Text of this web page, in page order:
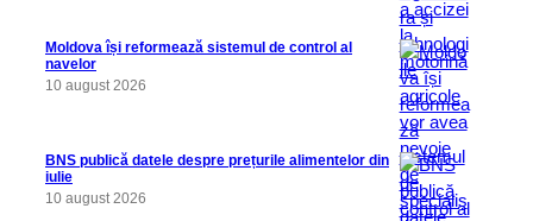
Moldova își reformează sistemul de control al
navelor
10 august 2026
BNS publică datele despre prețurile alimentelor din
iulie
10 august 2026